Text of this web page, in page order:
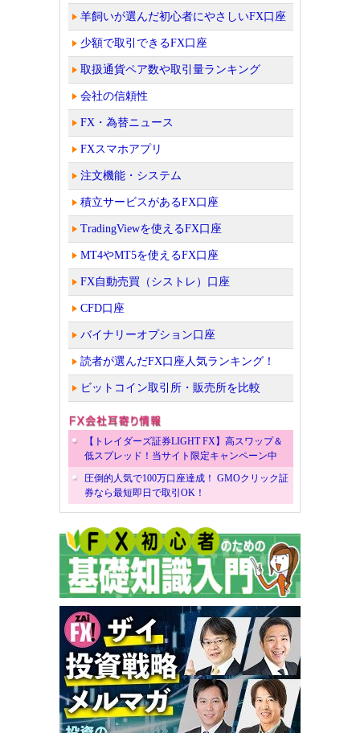
羊飼いが選んだ初心者にやさしいFX口座
少額で取引できるFX口座
取扱通貨ペア数や取引量ランキング
会社の信頼性
FX・為替ニュース
FXスマホアプリ
注文機能・システム
積立サービスがあるFX口座
TradingViewを使えるFX口座
MT4やMT5を使えるFX口座
FX自動売買（シストレ）口座
CFD口座
バイナリーオプション口座
読者が選んだFX口座人気ランキング！
ビットコイン取引所・販売所を比較
【トレイダーズ証券LIGHT FX】高スワップ＆
低スプレッド！当サイト限定キャンペーン中
圧倒的人気で100万口座達成！ GMOクリック証
券なら最短即日で取引OK！